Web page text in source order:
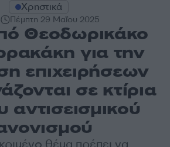
Χρηστικά
Πέμπτη 29 Μαΐου 2025
Θεοδωρικάκο
για την
επιχειρήσεων
σε κτίρια
αντισεισμικού